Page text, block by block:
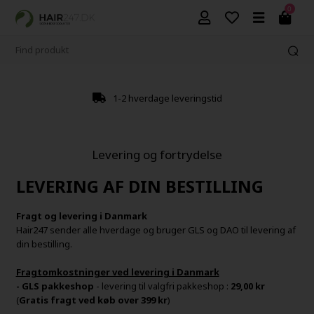
0
1-2 hverdage leveringstid
Levering og fortrydelse
LEVERING AF DIN BESTILLING
Fragt og levering i Danmark
Hair247 sender alle hverdage og bruger GLS og DAO til levering af
din bestilling.
Fragtomkostninger ved levering i Danmark
- GLS pakkeshop - levering til valgfri pakkeshop : 29,00 kr
(Gratis fragt ved køb over 399 kr)